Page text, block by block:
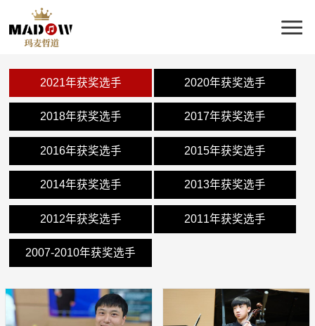
2021年获奖选手 2020年获奖选手
2018年获奖选手 2017年获奖选手
2016年获奖选手 2015年获奖选手
2014年获奖选手 2013年获奖选手
2012年获奖选手 2011年获奖选手
2007-2010年获奖选手